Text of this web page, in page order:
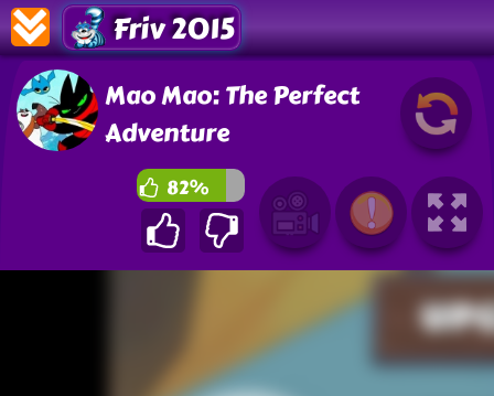
Friv 2015
Mao Mao: The Perfect
Adventure
82%